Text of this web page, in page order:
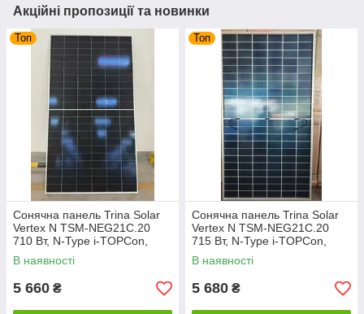
Акційні пропозиції та новинки
Топ
Сонячна панель Trina Solar
Vertex N TSM-NEG21C.20
710 Вт, N-Type i-TOPCon,
Bifacial, подвійне скло
В наявності
5 660 ₴
Топ
Сонячна панель Trina Solar
Vertex N TSM-NEG21C.20
715 Вт, N-Type i-TOPCon,
Bifacial, подвійне скло
В наявності
5 680 ₴